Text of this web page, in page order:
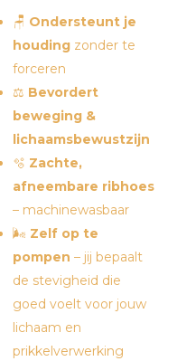
🪑 Ondersteunt je
houding zonder te
forceren
⚖️ Bevordert
beweging &
lichaamsbewustzijn
🫧 Zachte,
afneembare ribhoes
– machinewasbaar
🌬️ Zelf op te
pompen – jij bepaalt
de stevigheid die
goed voelt voor jouw
lichaam en
prikkelverwerking